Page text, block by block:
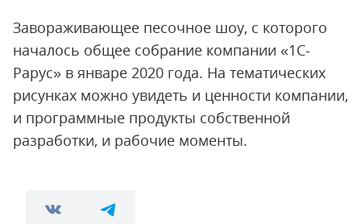
Завораживающее песочное шоу, с которого
началось общее собрание компании «1С-
Рарус» в январе 2020 года. На тематических
рисунках можно увидеть и ценности компании,
и программные продукты собственной
разработки, и рабочие моменты.